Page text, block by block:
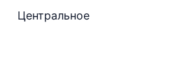
Центральное